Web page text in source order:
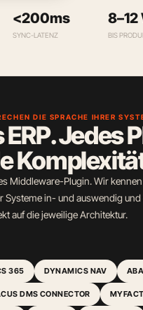
<200ms
SYNC-LATENZ
8–12
BIS
DIE SPRACHE IHRER
Jedes
Middleware-Plugin. Wir
Systeme in- und auswendig
auf die jeweilige Architektur.
365 DYNAMICS NAV
DMS CONNECTOR